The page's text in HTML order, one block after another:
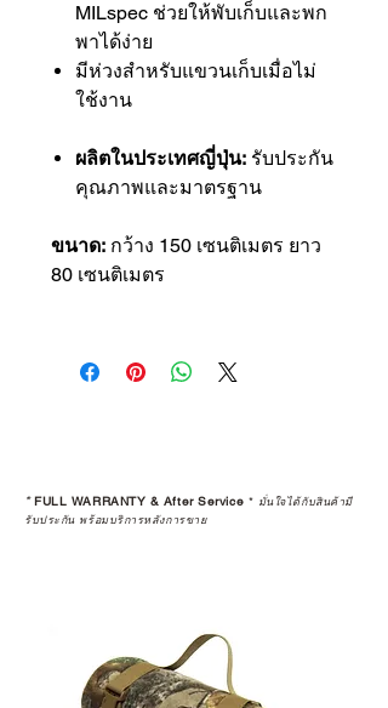
MILspec ช่วยให้พับเก็บและพก
พาได้ง่าย
มีห่วงสำหรับแขวนเก็บเมื่อไม่
ใช้งาน
ผลิตในประเทศญี่ปุ่น: รับประกัน
คุณภาพและมาตรฐาน
ขนาด: กว้าง 150 เซนติเมตร ยาว
80 เซนติเมตร
*FULL WARRANTY & After Service * มั่นใจได้กับสินค้ามี
รับประกัน พร้อมบริการหลังการขาย